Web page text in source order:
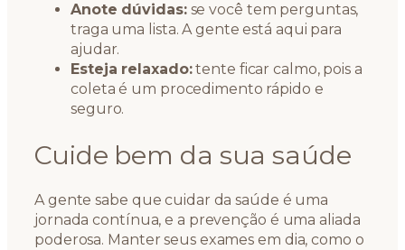
Anote dúvidas:se você tem perguntas,
traga uma lista. A gente está aqui para
ajudar.
Esteja relaxado:tente ficar calmo, pois a
coleta é um procedimento rápido e
seguro.
Cuide bem da sua saúde
A gente sabe que cuidar da saúde é uma
jornada contínua, e a prevenção é uma aliada
poderosa. Manter seus exames em dia, como o